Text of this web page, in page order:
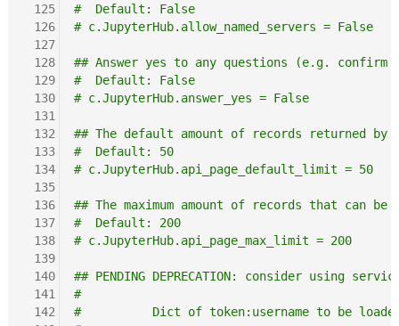
125
126
127
128
129
130
131
132
133
134
135
136
137
138
139
140
141
142
#  Default: False
# c.JupyterHub.allow_named_servers = False
## Answer yes to any questions (e.g. confirm
#  Default: False
# c.JupyterHub.answer_yes = False
## The default amount of records returned by
#  Default: 50
# c.JupyterHub.api_page_default_limit = 50
## The maximum amount of records that can
#  Default: 200
# c.JupyterHub.api_page_max_limit = 200
## PENDING DEPRECATION: consider using
#
#          Dict of token:username to be